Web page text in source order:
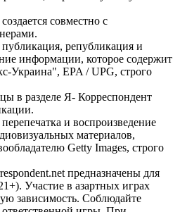
совместно с
републикация и
информации, которое содержит
Украина", EPA / UPG, строго
в разделе Я- Корреспондент
и воспроизведение
материалов,
Getty Images, строго
предназначены для
Участие в азартных играх
зависимость. Соблюдайте